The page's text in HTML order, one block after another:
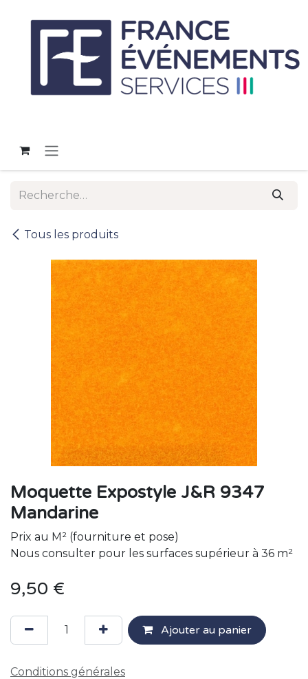
Tous les produits
Moquette Expostyle J&R 9347
Mandarine
Prix au M² (fourniture et pose)
Nous consulter pour les surfaces supérieur à 36 m²
9,50 €
Ajouter au panier
Conditions générales